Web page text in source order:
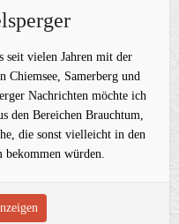
seit vielen Jahren mit der
Chiemsee, Samerberg und
Nachrichten möchte ich
den Bereichen Brauchtum,
die sonst vielleicht in den
würden.